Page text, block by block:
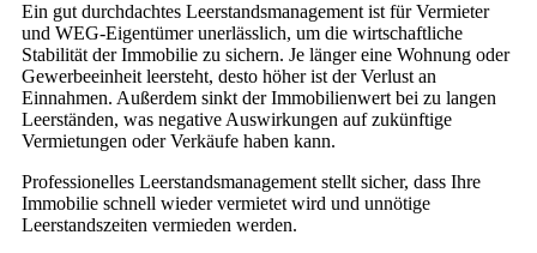
Ein gut durchdachtes Leerstandsmanagement ist für Vermieter
und WEG-Eigentümer unerlässlich, um die wirtschaftliche
Stabilität der Immobilie zu sichern. Je länger eine Wohnung oder
Gewerbeeinheit leersteht, desto höher ist der Verlust an
Einnahmen. Außerdem sinkt der Immobilienwert bei zu langen
Leerständen, was negative Auswirkungen auf zukünftige
Vermietungen oder Verkäufe haben kann.
Professionelles Leerstandsmanagement stellt sicher, dass Ihre
Immobilie schnell wieder vermietet wird und unnötige
Leerstandszeiten vermieden werden.